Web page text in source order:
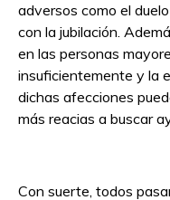
adversos como el
con la jubilación.
en las personas
insuficientemente y la
dichas afecciones
más reacias a buscar
Con suerte, todos